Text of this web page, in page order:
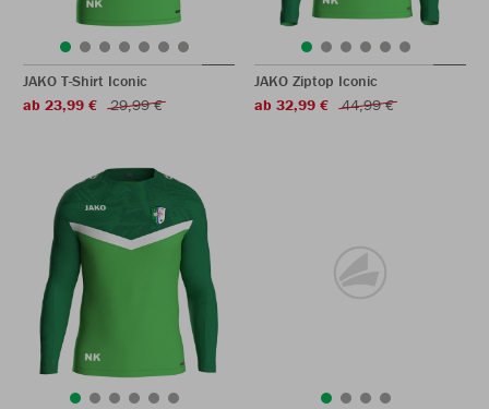
JAKO T-Shirt Iconic
ab 23,99 €
29,99 €
JAKO Ziptop Iconic
ab 32,99 €
44,99 €